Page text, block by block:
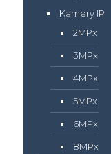
Kamery IP
2MPx
3MPx
4MPx
5MPx
6MPx
8MPx